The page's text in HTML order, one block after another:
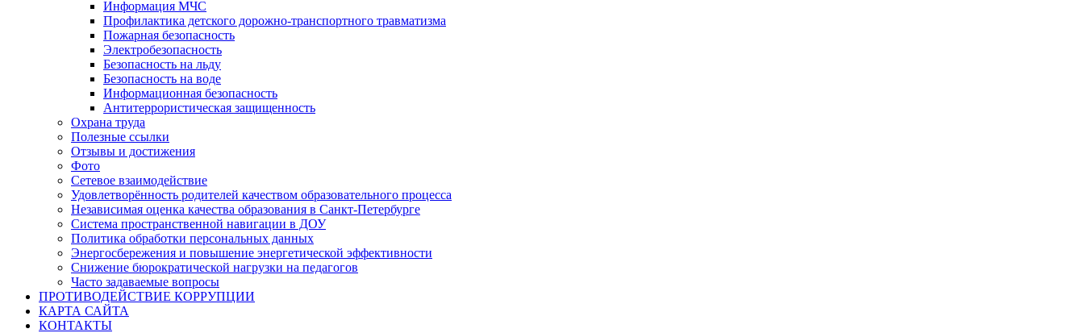
Информация МЧС
Профилактика детского дорожно-транспортного травматизма
Пожарная безопасность
Электробезопасность
Безопасность на льду
Безопасность на воде
Информационная безопасность
Антитеррористическая защищенность
Охрана труда
Полезные ссылки
Отзывы и достижения
Фото
Сетевое взаимодействие
Удовлетворённость родителей качеством образовательного процесса
Независимая оценка качества образования в Санкт-Петербурге
Система пространственной навигации в ДОУ
Политика обработки персональных данных
Энергосбережения и повышение энергетической эффективности
Снижение бюрократической нагрузки на педагогов
Часто задаваемые вопросы
ПРОТИВОДЕЙСТВИЕ КОРРУПЦИИ
КАРТА САЙТА
КОНТАКТЫ